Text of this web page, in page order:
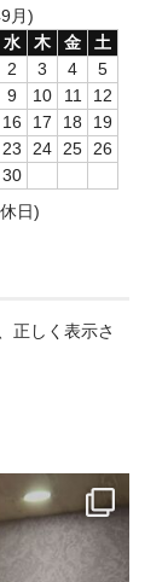
月)
水 木 金
土
2 3 4
5
9 10 11
12
16 17 18
19
23 24 25 26
30
日)
正しく表示さ